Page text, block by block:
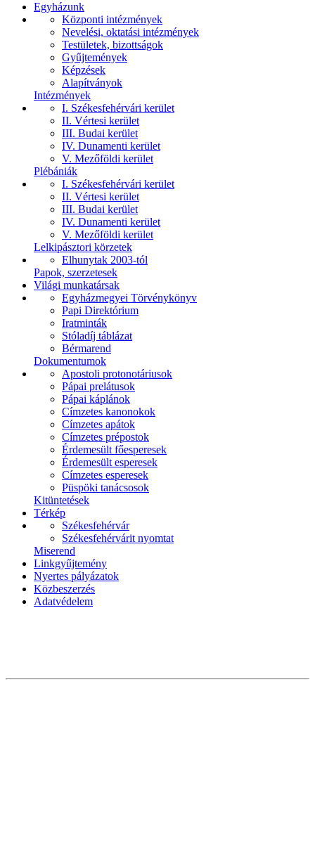
Egyházunk
Központi intézmények
Nevelési, oktatási intézmények
Testületek, bizottságok
Gyűjtemények
Képzések
Alapítványok
Intézmények
I. Székesfehérvári kerület
II. Vértesi kerület
III. Budai kerület
IV. Dunamenti kerület
V. Mezőföldi kerület
Plébániák
I. Székesfehérvári kerület
II. Vértesi kerület
III. Budai kerület
IV. Dunamenti kerület
V. Mezőföldi kerület
Lelkipásztori körzetek
Elhunytak 2003-tól
Papok, szerzetesek
Világi munkatársak
Egyházmegyei Törvénykönyv
Papi Direktórium
Iratminták
Stóladíj táblázat
Bérmarend
Dokumentumok
Apostoli protonotáriusok
Pápai prelátusok
Pápai káplánok
Címzetes kanonokok
Címzetes apátok
Címzetes prépostok
Érdemesült főesperesek
Érdemesült esperesek
Címzetes esperesek
Püspöki tanácsosok
Kitüntetések
Térkép
Székesfehérvár
Székesfehérvárit nyomtat
Miserend
Linkgyűjtemény
Nyertes pályázatok
Közbeszerzés
Adatvédelem